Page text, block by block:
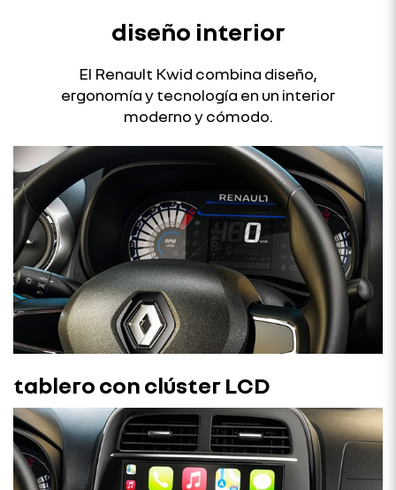
diseño interior
El Renault Kwid combina diseño,
ergonomía y tecnología en un interior
moderno y cómodo.
tablero con clúster LCD